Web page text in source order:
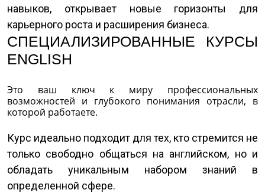
навыков, открывает новые горизонты для
карьерного роста и расширения бизнеса.
СПЕЦИАЛИЗИРОВАННЫЕ КУРСЫ
ENGLISH
Это ваш ключ к миру профессиональных
возможностей и глубокого понимания отрасли, в
которой работаете.
Курс идеально подходит для тех, кто стремится не
только свободно общаться на английском, но и
обладать уникальным набором знаний в
определенной сфере.